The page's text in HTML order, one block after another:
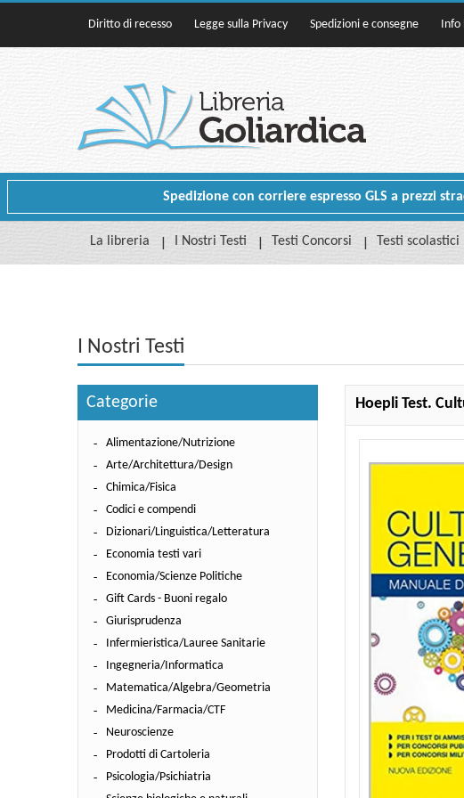
Diritto di recesso Legge sulla Privacy Spedizioni e consegne Info
Spedizione con corriere espresso GLS a prezzi
La libreria I Nostri Testi Testi Concorsi Testi scolastici
I Nostri Testi
Categorie
Alimentazione/Nutrizione
Arte/Architettura/Design
Chimica/Fisica
Codici e compendi
Dizionari/Linguistica/Letteratura
Economia testi vari
Economia/Scienze Politiche
Gift Cards - Buoni regalo
Giurisprudenza
Infermieristica/Lauree Sanitarie
Ingegneria/Informatica
Matematica/Algebra/Geometria
Medicina/Farmacia/CTF
Neuroscienze
Prodotti di Cartoleria
Psicologia/Psichiatria
Hoepli Test.